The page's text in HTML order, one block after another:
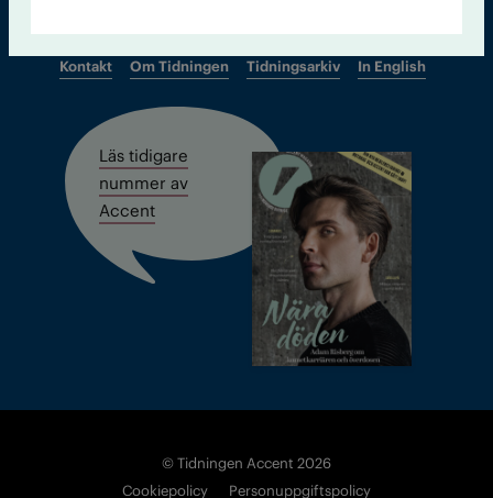
Kontakt Om Tidningen Tidningsarkiv In English
Läs tidigare
nummer av
Accent
© Tidningen Accent 2026
Cookiepolicy
Personuppgiftspolicy